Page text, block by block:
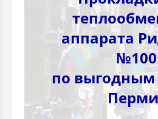
аппарата
№100
по